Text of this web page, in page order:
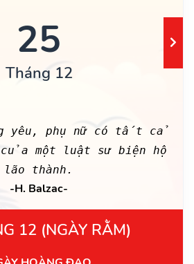
25
Tháng 12
yêu, phụ nữ có tất cả
một luật sư biện hộ
lão thành.
-H. Balzac-
12 (NGÀY RẰM)